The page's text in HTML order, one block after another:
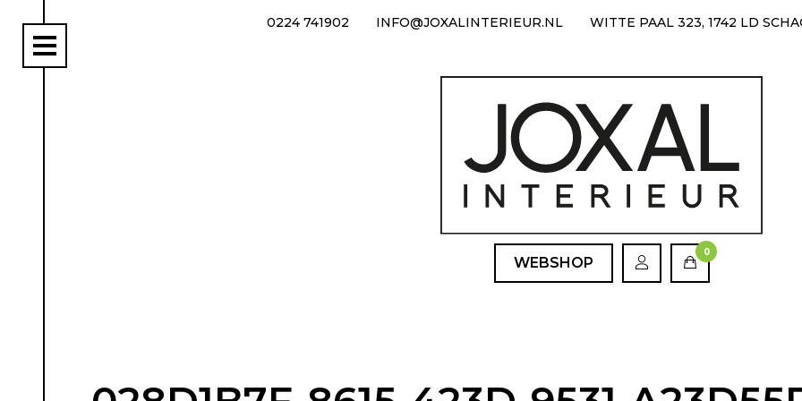
0224 741902 INFO@JOXALINTERIEUR.NL WITTE PAAL 323, 1742 LD
WEBSHOP
0